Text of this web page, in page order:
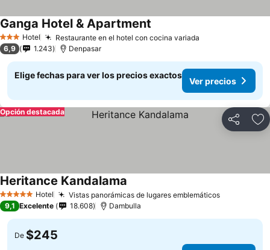
3 Estrellas
Hotel Restaurante en el hotel con cocina variada
Ganga Hotel & Apartment
6,9 1.243 Denpasar
Elige fechas para ver los precios exactos
Ver precios
Compartir
Opción destacada
5 Estrellas Hotel Vistas panorámicas de lugares emblemáticos
Heritance Kandalama
9,1 Excelente 18.608 Dambulla
De $245